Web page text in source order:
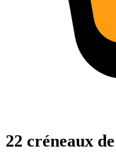
22 créneaux